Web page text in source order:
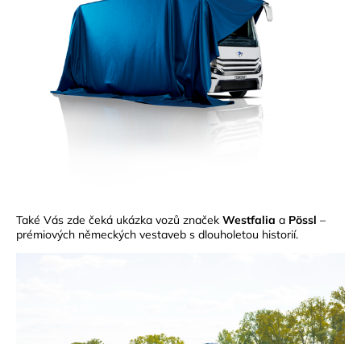
Také Vás zde čeká ukázka vozů značek Westfalia a Pössl –
prémiových německých vestaveb s dlouholetou historií.